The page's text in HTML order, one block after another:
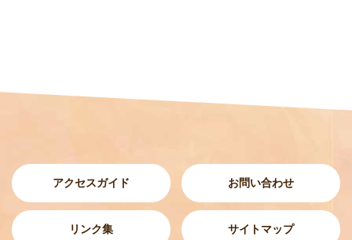
アクセスガイド お問い合わせ
リンク集 サイトマップ